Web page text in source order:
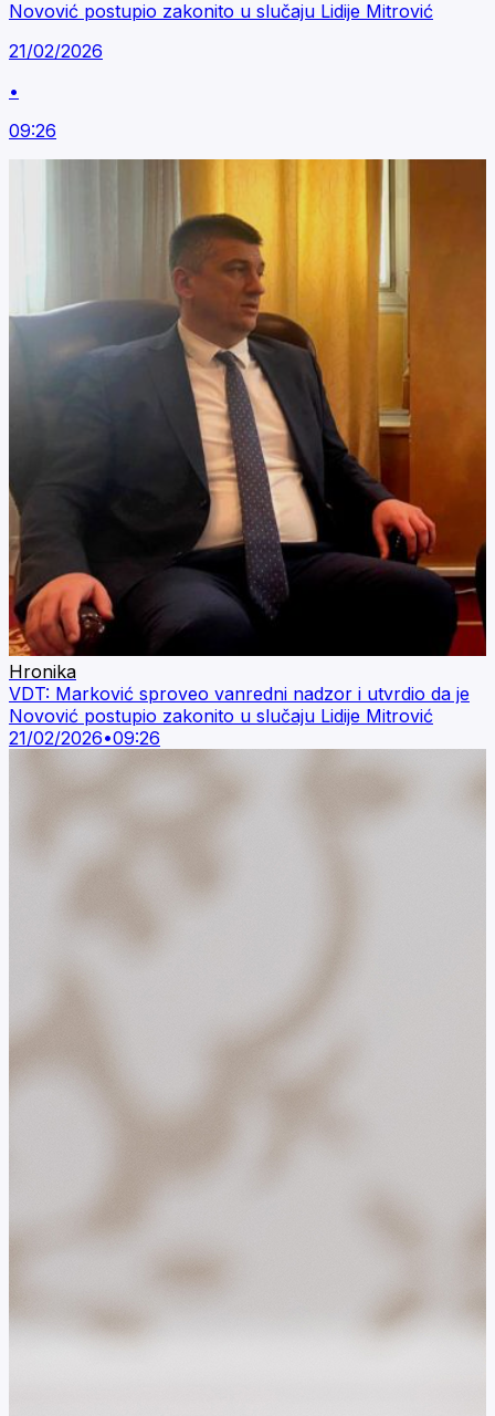
Novović postupio zakonito u slučaju Lidije Mitrović
21/02/2026
•
09:26
Hronika
VDT: Marković sproveo vanredni nadzor i utvrdio da je
Novović postupio zakonito u slučaju Lidije Mitrović
21/02/2026•09:26